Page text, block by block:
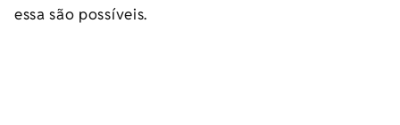
essa são possíveis.